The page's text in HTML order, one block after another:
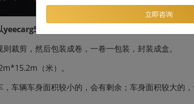
为例，它的标准规格如下：
裁剪，然后包装成卷，一卷一包装，封装成盒。
（米）。
车辆车身面积较小的，会有剩余；车身面积较大的
立即咨询